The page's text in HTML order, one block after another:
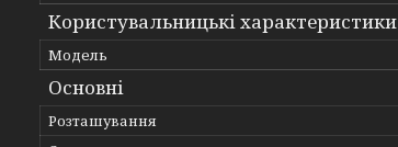
Користувальницькі характеристики
Мoдель
Основні
Розташування